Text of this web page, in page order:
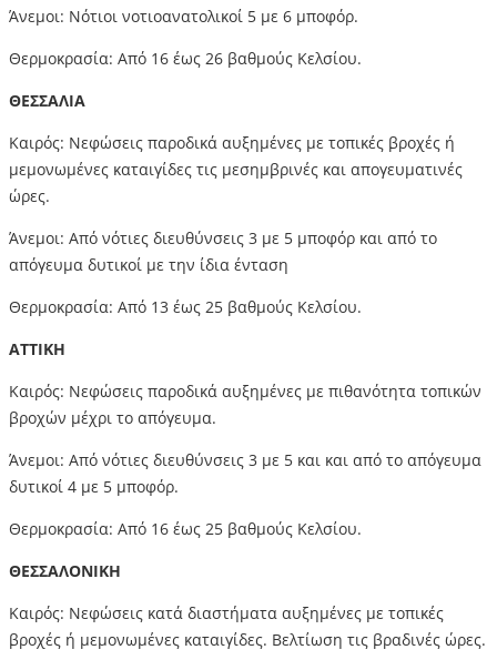
Άνεμοι: Νότιοι νοτιοανατολικοί 5 με 6 μποφόρ.
Θερμοκρασία: Από 16 έως 26 βαθμούς Κελσίου.
ΘΕΣΣΑΛΙΑ
Καιρός: Νεφώσεις παροδικά αυξημένες με τοπικές βροχές ή
μεμονωμένες καταιγίδες τις μεσημβρινές και απογευματινές
ώρες.
Άνεμοι: Από νότιες διευθύνσεις 3 με 5 μποφόρ και από το
απόγευμα δυτικοί με την ίδια ένταση
Θερμοκρασία: Από 13 έως 25 βαθμούς Κελσίου.
ΑΤΤΙΚΗ
Καιρός: Νεφώσεις παροδικά αυξημένες με πιθανότητα τοπικών
βροχών μέχρι το απόγευμα.
Άνεμοι: Από νότιες διευθύνσεις 3 με 5 και και από το απόγευμα
δυτικοί 4 με 5 μποφόρ.
Θερμοκρασία: Από 16 έως 25 βαθμούς Κελσίου.
ΘΕΣΣΑΛΟΝΙΚΗ
Καιρός: Νεφώσεις κατά διαστήματα αυξημένες με τοπικές
βροχές ή μεμονωμένες καταιγίδες. Βελτίωση τις βραδινές ώρες.